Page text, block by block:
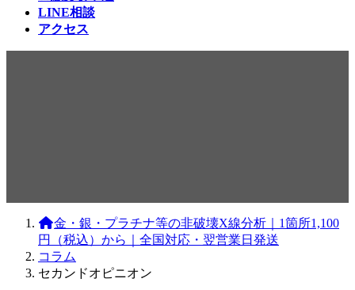
LINE相談
アクセス
金・銀・プラチナ等の非破壊X線分析｜1箇所1,100
円（税込）から｜全国対応・翌営業日発送
コラム
セカンドオピニオン